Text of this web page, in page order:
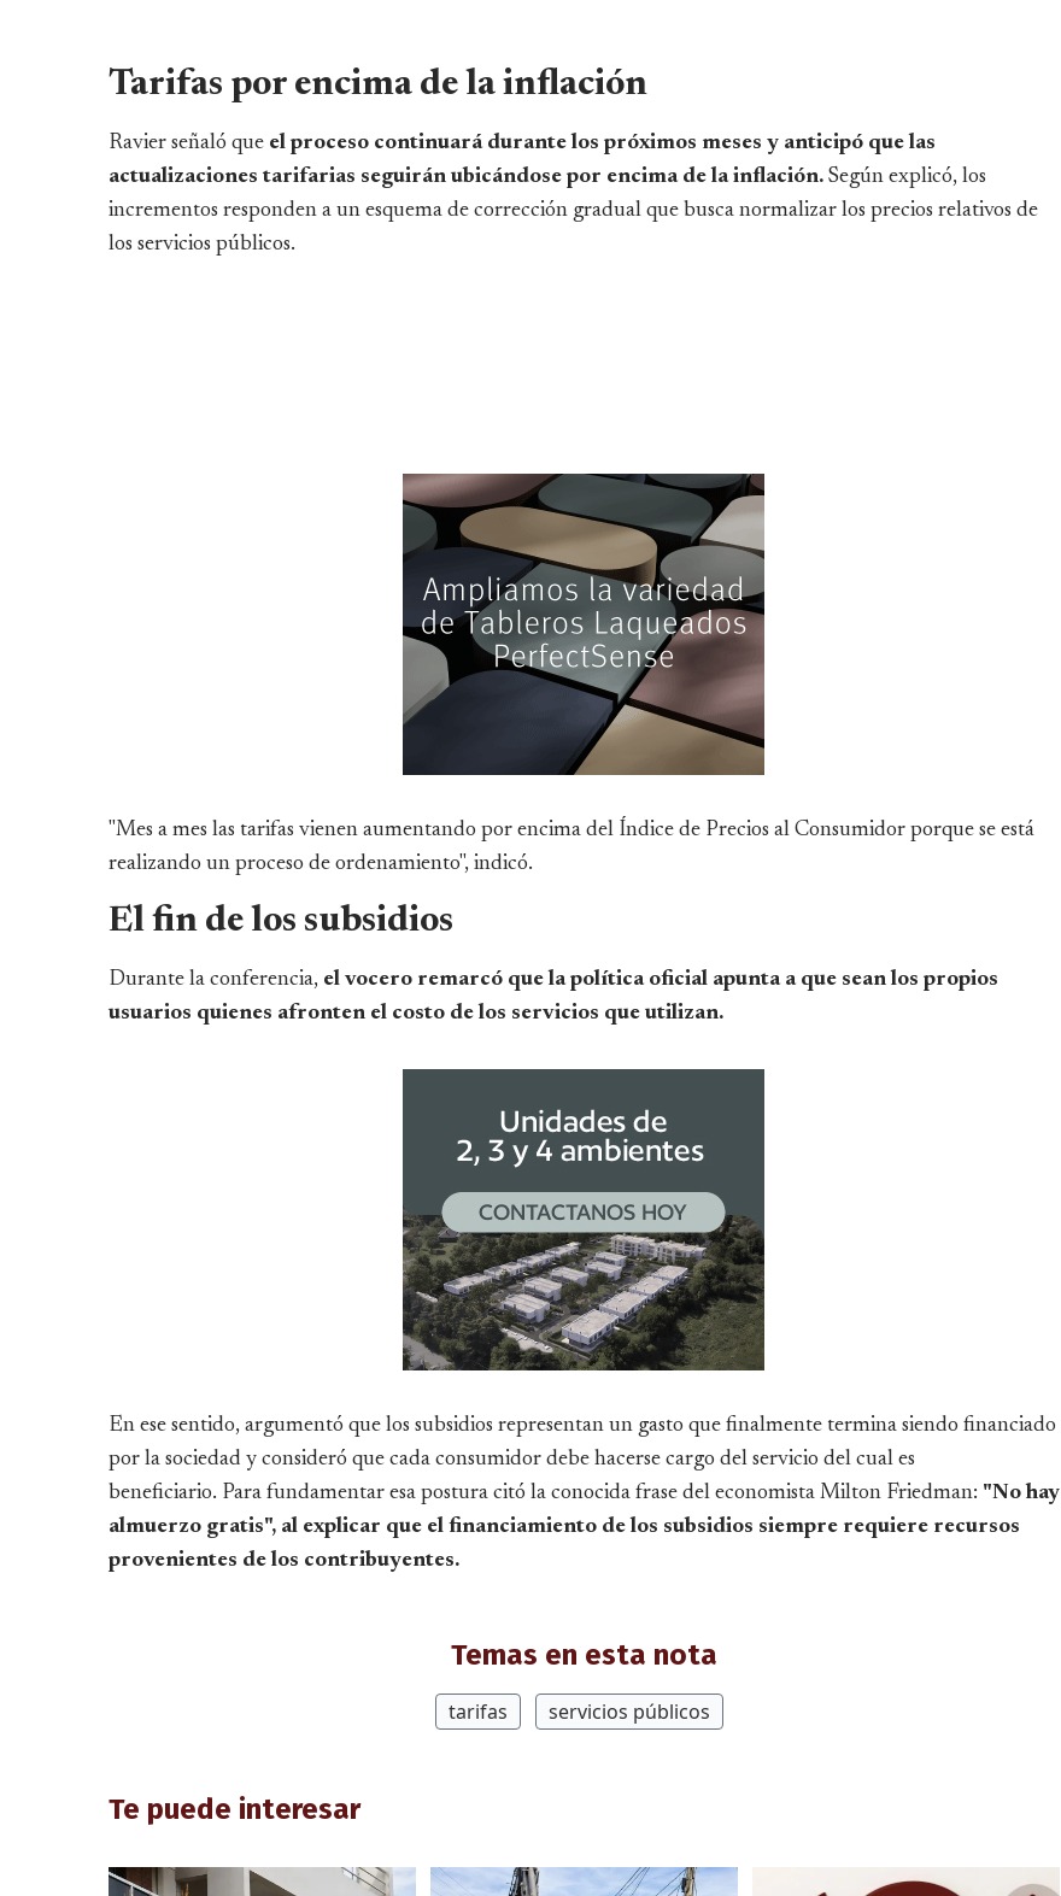
Tarifas por encima de la inflación
Ravier señaló que el proceso continuará durante los próximos meses y anticipó que las
actualizaciones tarifarias seguirán ubicándose por encima de la inflación. Según explicó, los
incrementos responden a un esquema de corrección gradual que busca normalizar los precios relativos de
los servicios públicos.
"Mes a mes las tarifas vienen aumentando por encima del Índice de Precios al Consumidor porque se está
realizando un proceso de ordenamiento", indicó.
El fin de los subsidios
Durante la conferencia, el vocero remarcó que la política oficial apunta a que sean los propios
usuarios quienes afronten el costo de los servicios que utilizan.
En ese sentido, argumentó que los subsidios representan un gasto que finalmente termina siendo financiado
por la sociedad y consideró que cada consumidor debe hacerse cargo del servicio del cual es
beneficiario. Para fundamentar esa postura citó la conocida frase del economista Milton Friedman: "No hay
almuerzo gratis", al explicar que el financiamiento de los subsidios siempre requiere recursos
provenientes de los contribuyentes.
Temas en esta nota
tarifas servicios públicos
Te puede interesar